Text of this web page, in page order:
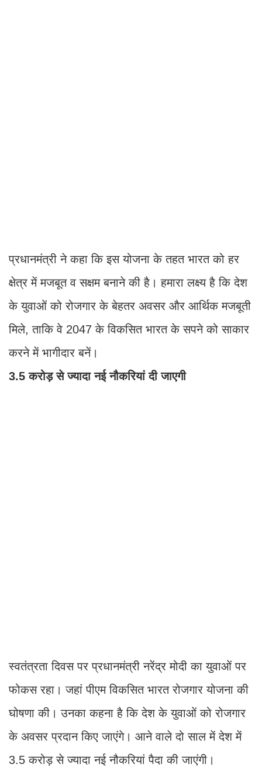
प्रधानमंत्री ने कहा कि इस योजना के तहत भारत को हर
क्षेत्र में मजबूत व सक्षम बनाने की है। हमारा लक्ष्य है कि देश
के युवाओं को रोजगार के बेहतर अवसर और आर्थिक मजबूती
मिले, ताकि वे 2047 के विकसित भारत के सपने को साकार
करने में भागीदार बनें।
3.5 करोड़ से ज्यादा नई नौकरियां दी जाएगी
स्वतंत्रता दिवस पर प्रधानमंत्री नरेंद्र मोदी का युवाओं पर
फोकस रहा। जहां पीएम विकसित भारत रोजगार योजना की
घोषणा की। उनका कहना है कि देश के युवाओं को रोजगार
के अवसर प्रदान किए जाएंगे। आने वाले दो साल में देश में
3.5 करोड़ से ज्यादा नई नौकरियां पैदा की जाएंगी।